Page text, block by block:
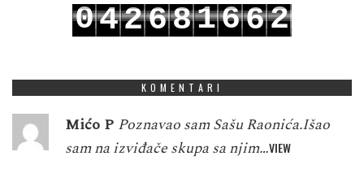
042681662
KOMENTARI
Mićo P Poznavao sam Sašu Raonića.Išao
sam na izviđače skupa sa njim…VIEW